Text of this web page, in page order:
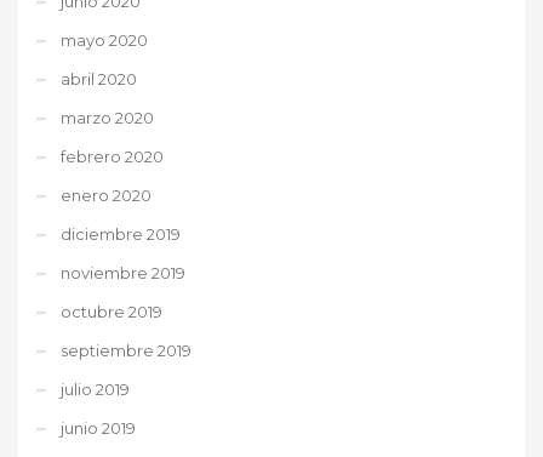
mayo 2020
abril 2020
marzo 2020
febrero 2020
enero 2020
diciembre 2019
noviembre 2019
octubre 2019
septiembre 2019
julio 2019
junio 2019